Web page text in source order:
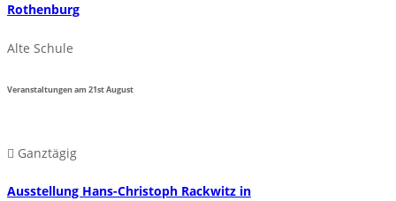
Rothenburg
Alte Schule
Veranstaltungen am21stAugust
Ganztägig
Ausstellung Hans-Christoph Rackwitz in